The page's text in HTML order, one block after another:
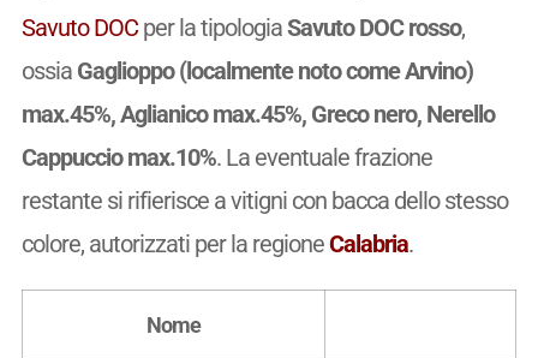
Savuto DOCper la tipologiaSavuto DOC rosso,
ossia Gaglioppo (localmente noto come Arvino)
max.45%, Aglianico max.45%, Greco nero, Nerello
Cappuccio max.10%. La eventuale frazione
restante si rifierisce a vitigni con bacca dello stesso
colore, autorizzati per la regioneCalabria.
Nome